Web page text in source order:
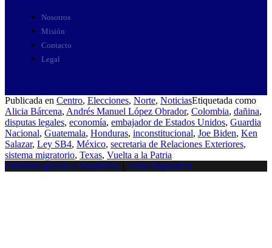
Nosotros
Misión
Contacto
Legal
Publicada en Centro, Elecciones, Norte, NoticiasEtiquetada como
Alicia Bárcena, Andrés Manuel López Obrador, Colombia, dañina,
disputas legales, economía, embajador de Estados Unidos, Guardia
Nacional, Guatemala, Honduras, inconstitucional, Joe Biden, Ken
Salazar, Ley SB4, México, secretaria de Relaciones Exteriores,
sistema migratorio, Texas, Vuelta a la Patria
Funciona gracias a WordPress
Tema PopularFX